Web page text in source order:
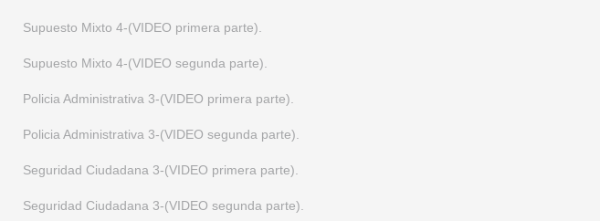
Supuesto Mixto 4-(VIDEO primera parte).
Supuesto Mixto 4-(VIDEO segunda parte).
Policia Administrativa 3-(VIDEO primera parte).
Policia Administrativa 3-(VIDEO segunda parte).
Seguridad Ciudadana 3-(VIDEO primera parte).
Seguridad Ciudadana 3-(VIDEO segunda parte).